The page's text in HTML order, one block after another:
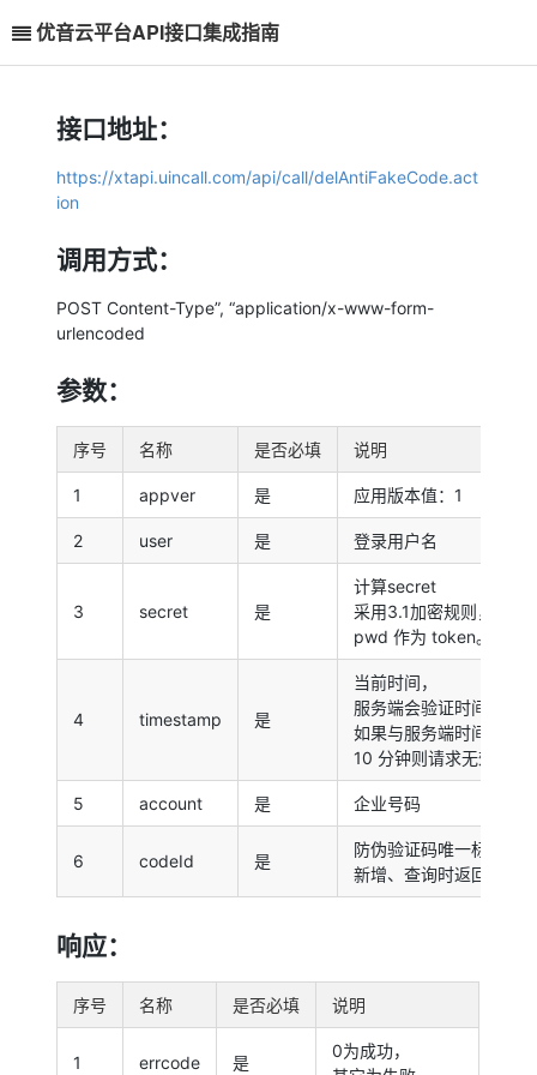
优音云平台API接口集成指南
接口地址：
https://xtapi.uincall.com/api/call/delAntiFakeCode.act
ion
调用方式：
POST Content-Type”, “application/x-www-form-
urlencoded
参数：
序号 名称 是否必填 说明
1 appver 是 应用版本值：1
2 user 是 登录用户名
3 secret 是
计算secret
采用3.1加密规则，使用
pwd 作为 token。
4 timestamp 是
当前时间，
服务端会验证时间有效
如果与服务端时间差大
10 分钟则请求无效。
5 account 是 企业号码
6 codeId 是
防伪验证码唯一标识。
新增、查询时返回。
响应：
序号 名称 是否必填 说明
1 errcode 是
0为成功，